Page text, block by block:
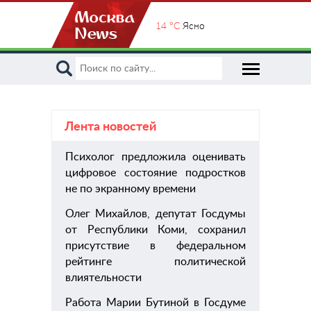
14 °C Ясно
Лента новостей
Психолог предложила оценивать
цифровое состояние подростков
не по экранному времени
Олег Михайлов, депутат Госдумы
от Республики Коми, сохранил
присутствие в федеральном
рейтинге политической
влиятельности
Работа Марии Бутиной в Госдуме